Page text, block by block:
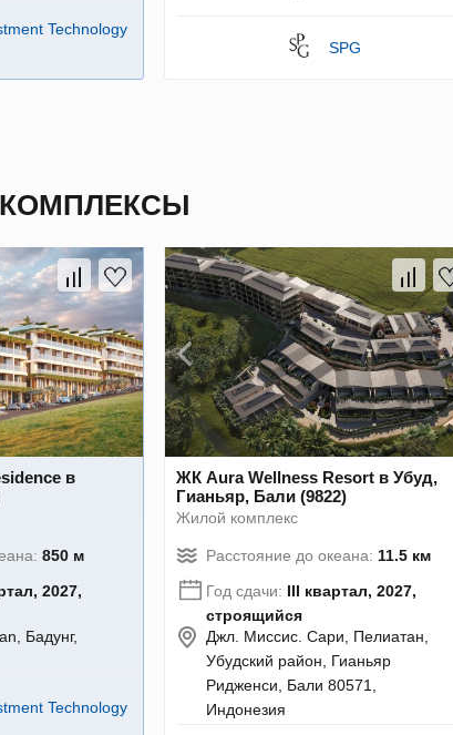
Technology
SPG
в
850 м
2027,
Бадунг,
Technology
ЖК Aura Wellness Resort в Убуд,
Гианьяр, Бали (9822)
Жилой комплекс
Расстояние до океана: 11.5 км
Год сдачи: III квартал, 2027,
строящийся
Джл. Миссис. Сари, Пелиатан,
Убудский район, Гианьяр
Ридженси, Бали 80571,
Индонезия